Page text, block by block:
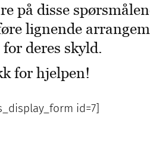
på disse
lignende
deres skyld.
for hjelpen!
id=7]